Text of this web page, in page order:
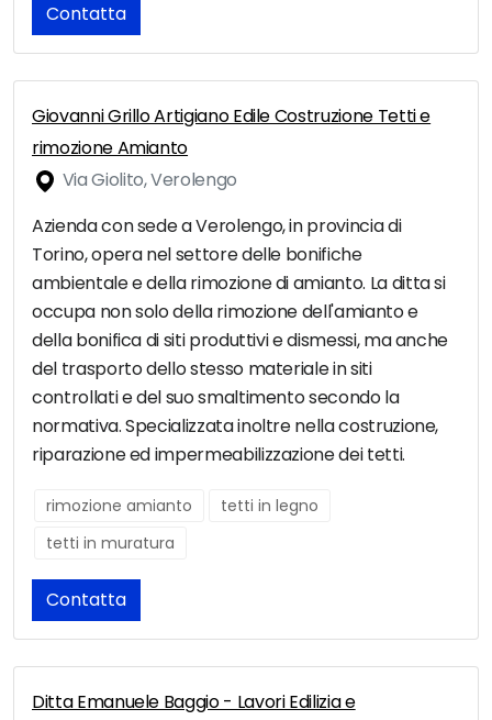
Contatta
Giovanni Grillo Artigiano Edile Costruzione Tetti e
rimozione Amianto
Via Giolito, Verolengo
Azienda con sede a Verolengo, in provincia di
Torino, opera nel settore delle bonifiche
ambientale e della rimozione di amianto. La ditta si
occupa non solo della rimozione dell'amianto e
della bonifica di siti produttivi e dismessi, ma anche
del trasporto dello stesso materiale in siti
controllati e del suo smaltimento secondo la
normativa. Specializzata inoltre nella costruzione,
riparazione ed impermeabilizzazione dei tetti.
rimozione amianto
tetti in legno
tetti in muratura
Contatta
Ditta Emanuele Baggio - Lavori Edilizia e